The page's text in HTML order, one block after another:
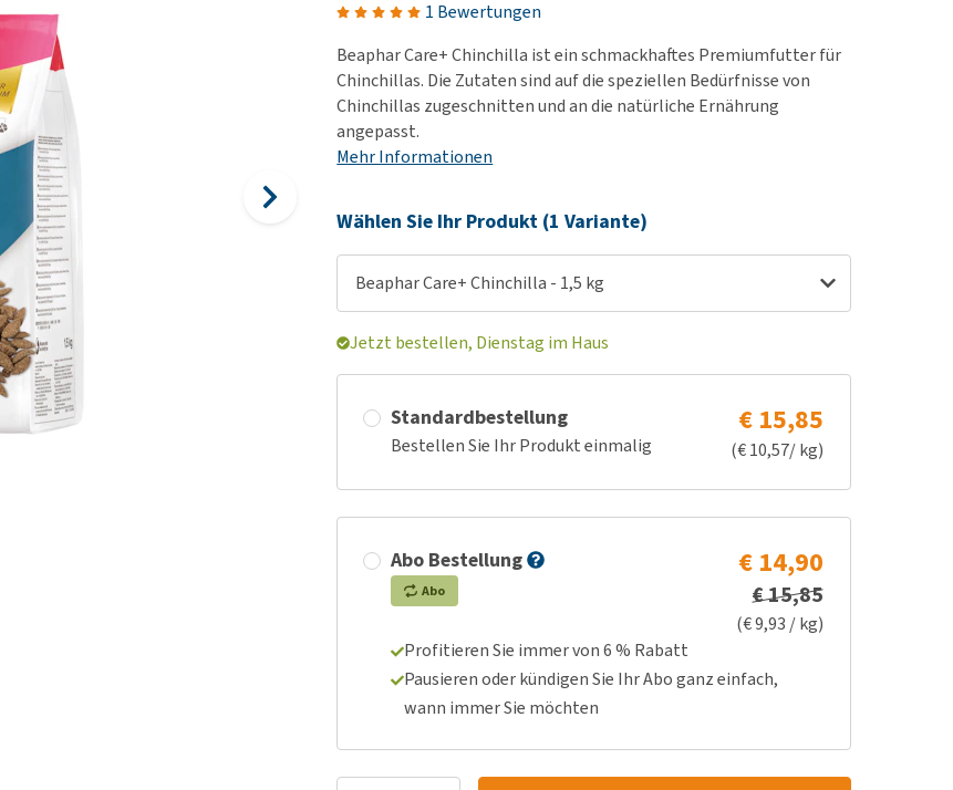
Training
Hundekotbeutel und
Halter
Alles ansehen
Alles ansehen
Harn-, Nieren- und
Haut-/Fellprobleme und
Juckreiz
1 Bewertungen
Beaphar Care+ Chinchilla ist ein schmackhaftes Premiumfutter für
Chinchillas. Die Zutaten sind auf die speziellen Bedürfnisse von
Chinchillas zugeschnitten und an die natürliche Ernährung
angepasst.
Mehr Informationen
Wählen Sie Ihr Produkt (1 Variante)
Beaphar Care+ Chinchilla - 1,5 kg
Jetzt bestellen, Dienstag im Haus
Standardbestellung
Bestellen Sie Ihr Produkt einmalig
€ 15,85
(€ 10,57/ kg)
Abo Bestellung
Abo
€ 14,90
€ 15,85
(€ 9,93 / kg)
Profitieren Sie immer von 6 % Rabatt
Pausieren oder kündigen Sie Ihr Abo ganz einfach,
wann immer Sie möchten